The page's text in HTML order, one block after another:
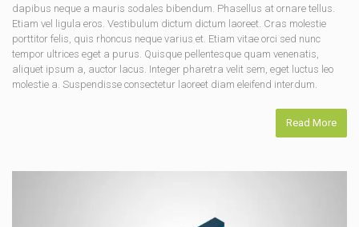
dapibus neque a mauris sodales bibendum. Phasellus at ornare tellus.
Etiam vel ligula eros. Vestibulum dictum dictum laoreet. Cras molestie
porttitor felis, quis rhoncus neque varius et. Etiam vitae orci sed nunc
tempor ultrices eget a purus. Quisque pellentesque quam venenatis,
aliquet ipsum a, auctor lacus. Integer pharetra velit sem, eget luctus leo
molestie a. Suspendisse consectetur laoreet diam eleifend interdum.
Read More